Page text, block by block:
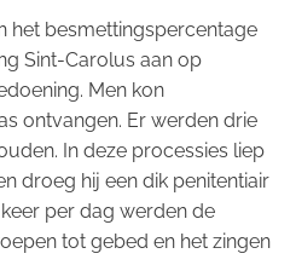
het besmettingspercentage
Sint-Carolus aan op
Men kon
ontvangen. Er werden drie
In deze processies liep
droeg hij een dik penitentiair
per dag werden de
tot gebed en het zingen